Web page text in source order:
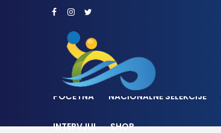
POČETNA NACIONALNE SELEKCIJE
INTERVJUI
SHOP